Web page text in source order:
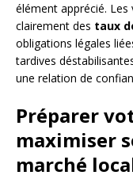
élément apprécié.
clairement des taux
obligations légales
tardives
une relation de
Préparer
maximiser
marché